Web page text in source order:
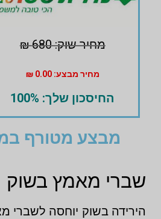
מחיר שוק: 680 ₪
מחיר מבצע: 0.00 ₪
החיסכון שלך: 100%
מבצע מטורף
שברי מאמץ בשוק
הירידה בשוק יוחסה